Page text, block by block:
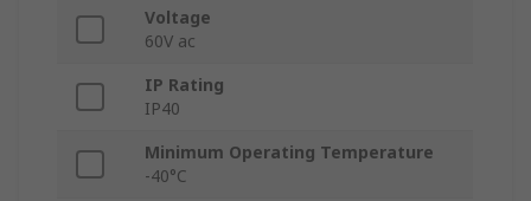
Voltage
60V ac
IP Rating
IP40
Minimum Operating Temperature
-40°C